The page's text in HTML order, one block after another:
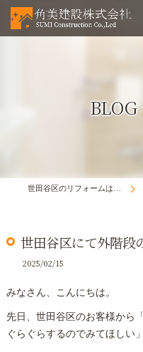
世田谷区にて外階段
2025/02/15
みなさん、こんにちは。
先日、世田谷区のお客様から
ぐらぐらするのでみてほしい